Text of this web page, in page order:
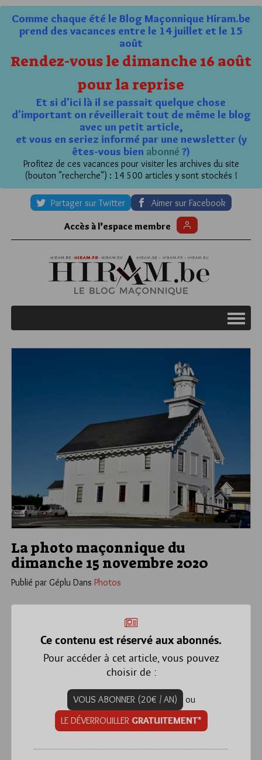
Comme chaque été le Blog Maçonnique Hiram.be
prend des vacances entre le 14 juillet et le 15
août
Rendez-vous le dimanche 16 août
pour la reprise
Et si d'ici là il se passait quelque chose
d'important on réveillerait tout de même le blog
avec un petit article,
et vous en seriez informé par une newsletter (y
êtes-vous bien abonné ?)
Profitez de ces vacances pour visiter les archives du site
(bouton "recherche") : 14 500 articles y sont stockés !
Partager sur Twitter Aimer sur Facebook
Accès à l’espace membre
La photo maçonnique du
dimanche 15 novembre 2020
Publié par Géplu Dans Photos
Ce contenu est réservé aux abonnés.
Pour accéder à cet article, vous pouvez
choisir de :
VOUS ABONNER (20€ / AN)
ou
LE DÉVERROUILLER GRATUITEMENT*